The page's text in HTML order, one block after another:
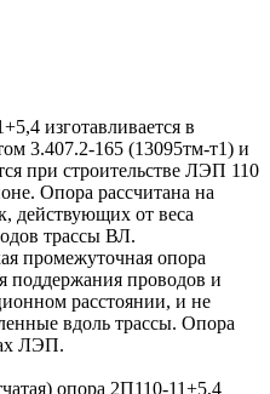
изготавливается в
3.407.2-165 (13095тм-т1) и
при строительстве ЛЭП 110
Опора рассчитана на
действующих от веса
трассы ВЛ.
промежуточная опора
поддержания проводов и
расстоянии, и не
вдоль трассы. Опора
ЛЭП.
опора 2П110-11+5,4